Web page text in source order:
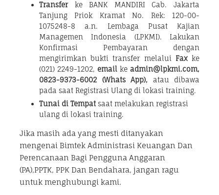
Transferke BANK MANDIRI Cab. Jakarta
Tanjung Priok Kramat No. Rek: 120-00-
1075248-8 a.n. Lembaga Pusat Kajian
Managemen Indonesia (LPKMI). Lakukan
Konfirmasi Pembayaran dengan
mengirimkan bukti transfer melalui Faxke
(021) 2249-1202, email ke admin@lpkmi.com,
0823-9373-6002 (Whats App), atau dibawa
pada saat Registrasi Ulang di lokasi training.
Tunai di Tempat saat melakukan registrasi
ulang di lokasi training.
Jika masih ada yang mesti ditanyakan
mengenai Bimtek Administrasi Keuangan Dan
Perencanaan Bagi Pengguna Anggaran
(PA),PPTK, PPK Dan Bendahara, jangan ragu
untuk menghubungi kami.